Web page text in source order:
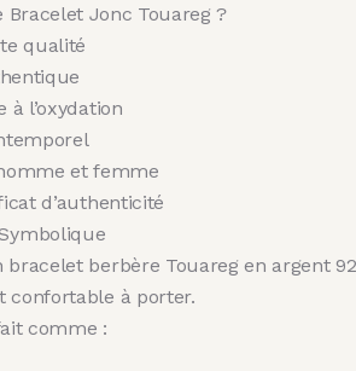
Jonc Touareg ?
qualité
l’oxydation
et femme
d’authenticité
berbère Touareg en argent
confortable à porter.
comme :